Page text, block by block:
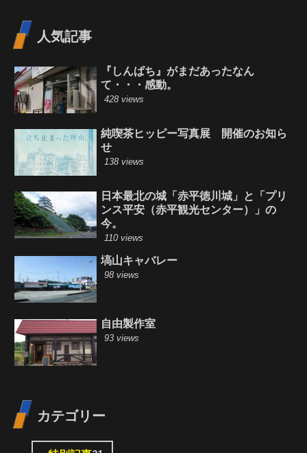
人気記事
『しんぱち』がまだあったなん
て・・・感動。
428 views
純喫茶ヒッピー写真展 開催のお知ら
せ
138 views
日本最北の城「赤平徳川城」と「プリ
ンス平安（赤平観光センター）」の
今。
110 views
塙山キャバレー
98 views
自由製作室
93 views
カテゴリー